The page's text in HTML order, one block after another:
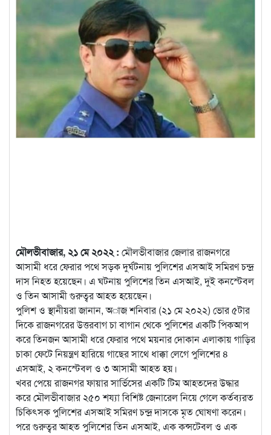
মৌলভীবাজার, ২১ মে ২০২২ : মৌলভীবাজার জেলার রাজনগরে
আসামী ধরে ফেরার পথে সড়ক দুর্ঘটনায় পুলিশের এসআই সমিরণ চন্দ্র
দাস নিহত হয়েছেন। এ ঘটনায় পুলিশের তিন এসআই, দুই কনস্টেবল
ও তিন আসামী গুরুত্বর আহত হয়েছেন।
পুলিশ ও স্থানীয়রা জানান, অাজ শনিবার (২১ মে ২০২২) ভোর ৫টার
দিকে রাজনগরের উত্তরবাগ চা বাগান থেকে পুলিশের একটি পিকআপ
করে তিনজন আসামী ধরে ফেরার পথে ময়নার দোকান এলাকায় গাড়ির
চাকা ফেটে নিয়ন্ত্রণ হারিয়ে গাছের সাথে ধাক্কা লেগে পুলিশের ৪
এসআই, ২ কনস্টেবল ও ৩ আসামী আহত হয়।
খবর পেয়ে রাজনগর ফায়ার সার্ভিসের একটি টিম আহতদের উদ্ধার
করে মৌলভীবাজার ২৫০ শয্যা বিশিষ্ট জেনারেল নিয়ে গেলে কর্তব্যরত
চিকিৎসক পুলিশের এসআই সমিরণ চন্দ্র দাসকে মৃত ঘোষণা করেন।
পরে গুরুত্বর আহত পুলিশের তিন এসআই, এক কন্সটেবল ও এক